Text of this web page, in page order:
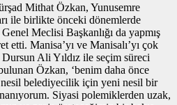
Mithat Özkan, Yunusemre
ile birlikte önceki dönemlerde
Meclisi Başkanlığı da yapmış
etti. Manisa’yı ve Manisalı’yı çok
Ali Yıldız ile seçim süreci
Özkan, ‘benim daha önce
belediyecilik için yeni nesil bir
Siyasi polemiklerden uzak,